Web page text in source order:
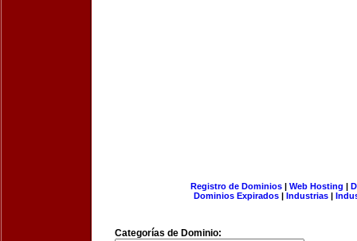
Registro de Dominios| Web Hosting |
Dominios Expirados | Industrias |
Categorías de Dominio: